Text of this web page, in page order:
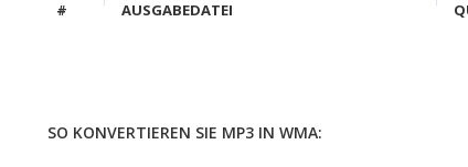
# AUSGABEDATEI
SO KONVERTIEREN SIE MP3 IN WMA: